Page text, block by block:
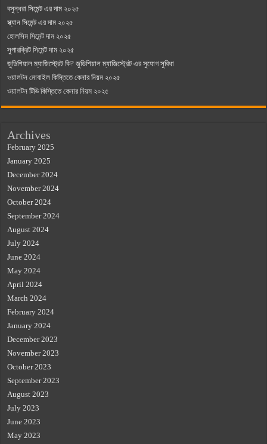
বসুন্ধরা সিমেন্ট এর দাম ২০২৫
স্ক্যান সিমেন্ট এর দাম ২০২৫
হোলসিম সিমেন্ট দাম ২০২৫
সুপারক্রিট সিমেন্ট দাম ২০২৫
জুডিশিয়াল ম্যাজিস্ট্রেট কি? জুডিশিয়াল ম্যাজিস্ট্রেট এর সুযোগ সুবিধা
ওয়ালটন মোবাইল কিস্তিতে কেনার নিয়ম ২০২৫
ওয়ালটন টিভি কিস্তিতে কেনার নিয়ম ২০২৫
Archives
February 2025
January 2025
December 2024
November 2024
October 2024
September 2024
August 2024
July 2024
June 2024
May 2024
April 2024
March 2024
February 2024
January 2024
December 2023
November 2023
October 2023
September 2023
August 2023
July 2023
June 2023
May 2023